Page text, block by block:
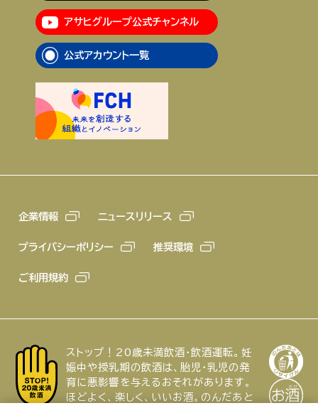
アサヒグループ公式チャンネル
公式アカウント一覧
企業情報 ニュースリリース
プライバシーポリシー 推奨環境
ご利用規約
ストップ！20歳未満飲酒・飲酒運転。妊
娠中や授乳期の飲酒は、胎児・乳児の発
育に悪影響を与えるおそれがあります。
ほどよく、楽しく、いいお酒。のんだあと